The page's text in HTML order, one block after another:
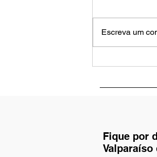
Escreva um
Fique por
Valparaíso